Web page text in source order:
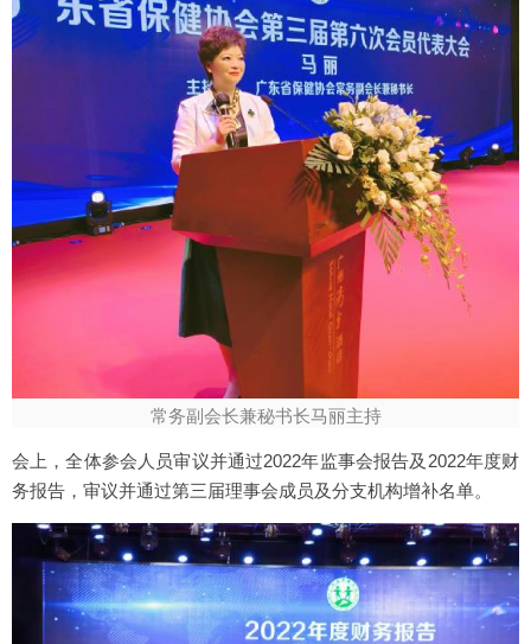
常务副会长兼秘书长马丽主持
会上，全体参会人员审议并通过2022年监事会报告及2022年度财
务报告，审议并通过第三届理事会成员及分支机构增补名单。